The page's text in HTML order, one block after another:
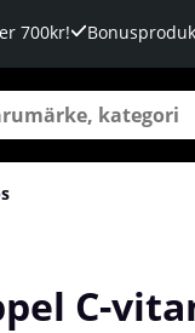
700kr!
C-